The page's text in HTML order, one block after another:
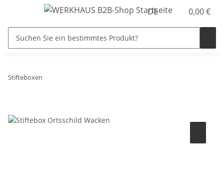
DE 0,00 €
Stifteboxen